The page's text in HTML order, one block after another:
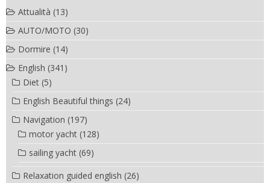
Attualità (13)
AUTO/MOTO (30)
Dormire (14)
English (341)
Diet (5)
English Beautiful things (24)
Navigation (197)
motor yacht (128)
sailing yacht (69)
Relaxation guided english (26)